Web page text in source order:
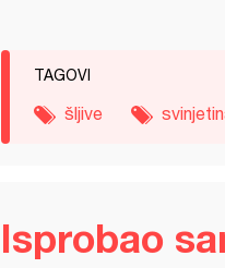
TAGOVI
šljive
Isprobao